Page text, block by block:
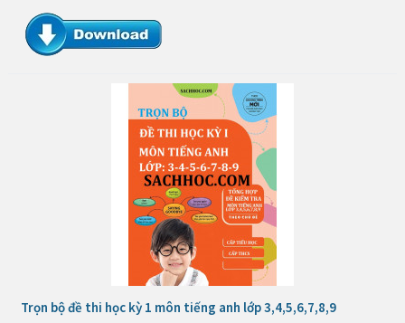
Trọn bộ đề thi học kỳ 1 môn tiếng anh lớp 3,4,5,6,7,8,9